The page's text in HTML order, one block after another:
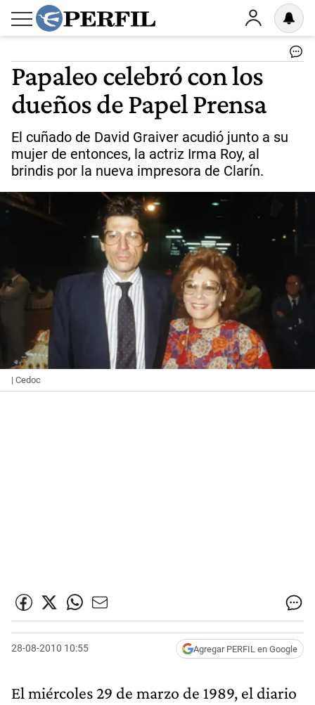
Papaleo celebró con los
dueños de Papel Prensa
El cuñado de David Graiver acudió junto a su
mujer de entonces, la actriz Irma Roy, al
brindis por la nueva impresora de Clarín.
| Cedoc
28-08-2010 10:55 Agregar PERFIL en Google
El miércoles 29 de marzo de 1989, el diario